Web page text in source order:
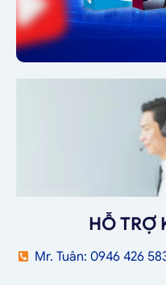
HỖ TRỢ
Mr. Tuân: 0946 426